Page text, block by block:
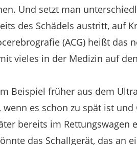
Und setzt man
des Schädels austritt, auf
(ACG) heißt das
vieles in der Medizin auf
Beispiel früher aus dem
es schon zu spät ist
bereits im Rettungswagen
das Schallgerät, das an